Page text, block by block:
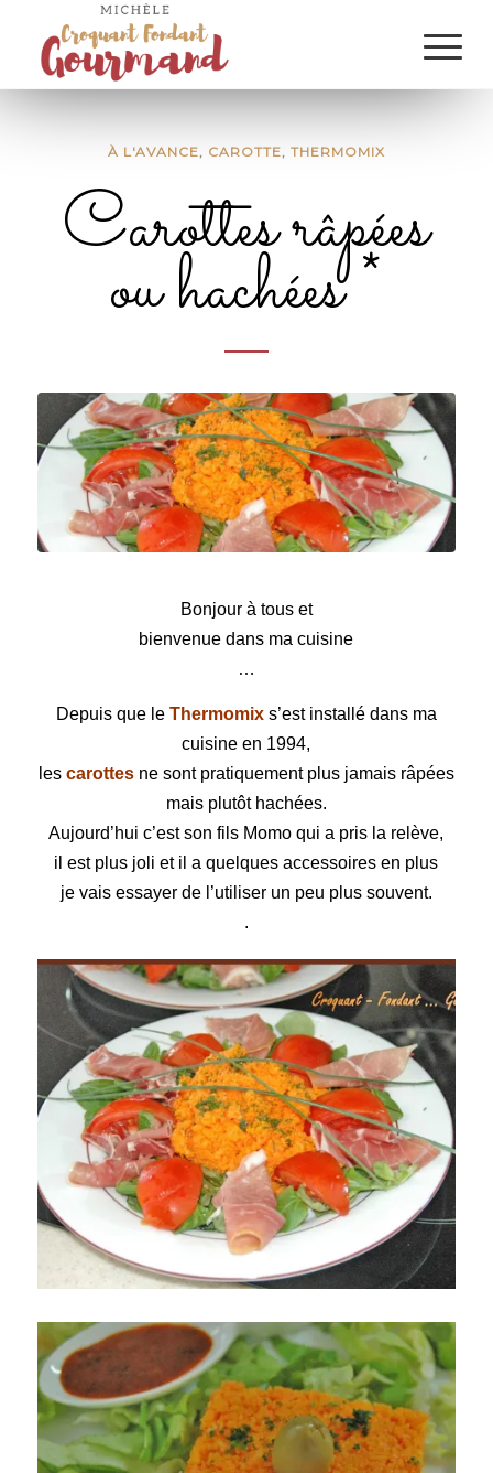
À L'AVANCE, CAROTTE, THERMOMIX
Carottes râpées
ou hachées *
Bonjour à tous et
bienvenue dans ma cuisine
…
Depuis que le Thermomixs’est installé dans ma
cuisine en 1994,
les carottesne sont pratiquement plus jamais râpées
mais plutôt hachées.
Aujourd’hui c’est son fils Momo qui a pris la relève,
il est plus joli et il a quelques accessoires en plus
je vais essayer de l’utiliser un peu plus souvent.
.